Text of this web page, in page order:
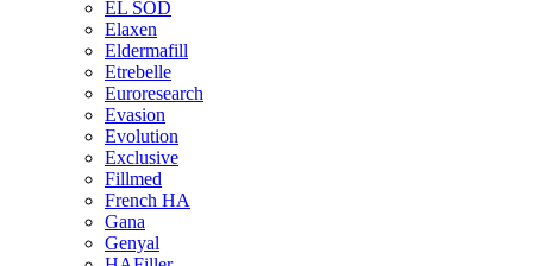
EL SOD
Elaxen
Eldermafill
Etrebelle
Euroresearch
Evasion
Evolution
Exclusive
Fillmed
French HA
Gana
Genyal